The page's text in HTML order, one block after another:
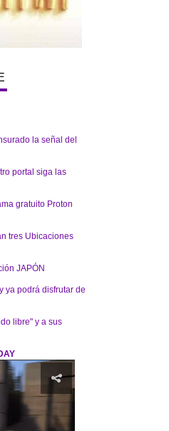
la señal del
portal siga las
gratuito Proton
tres Ubicaciones
JAPÓN
y ya podrá disfrutar de
libre" y a sus